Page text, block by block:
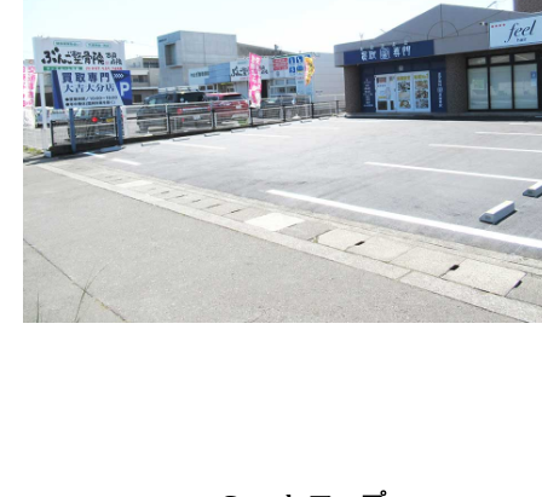
フリーダイヤル
0120-884-848
営業時間
１０：００～１８：００
定休日
不定休